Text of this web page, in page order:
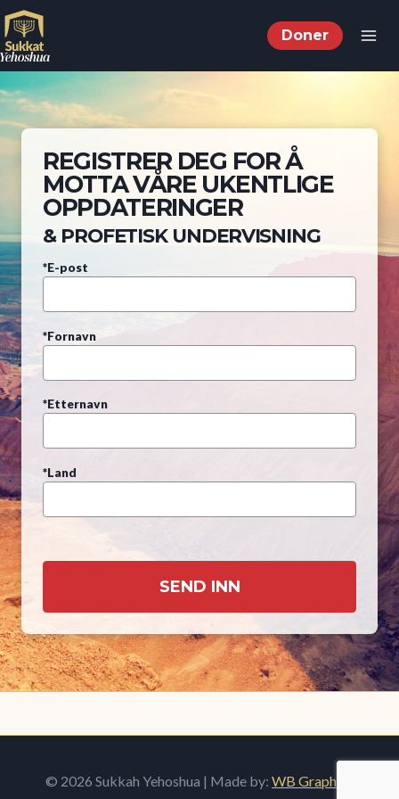
Skip
to
content
Doner
REGISTRER DEG FOR Å
MOTTA VÅRE UKENTLIGE
OPPDATERINGER
& PROFETISK UNDERVISNING
*E-post
*Fornavn
*Etternavn
*Land
© 2026 Sukkah Yehoshua | Made by: WB Graphics